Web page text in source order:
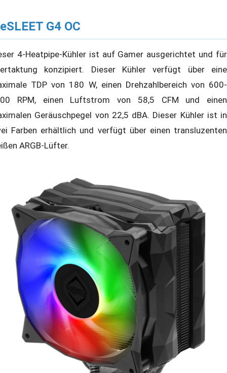
G4 OC
4-Heatpipe-Kühler ist auf Gamer ausgerichtet und für
konzipiert. Dieser Kühler verfügt über eine
TDP von 180 W, einen Drehzahlbereich von 600-
RPM, einen Luftstrom von 58,5 CFM und einen
Geräuschpegel von 22,5 dBA. Dieser Kühler ist in
Farben erhältlich und verfügt über einen transluzenten
ARGB-Lüfter.